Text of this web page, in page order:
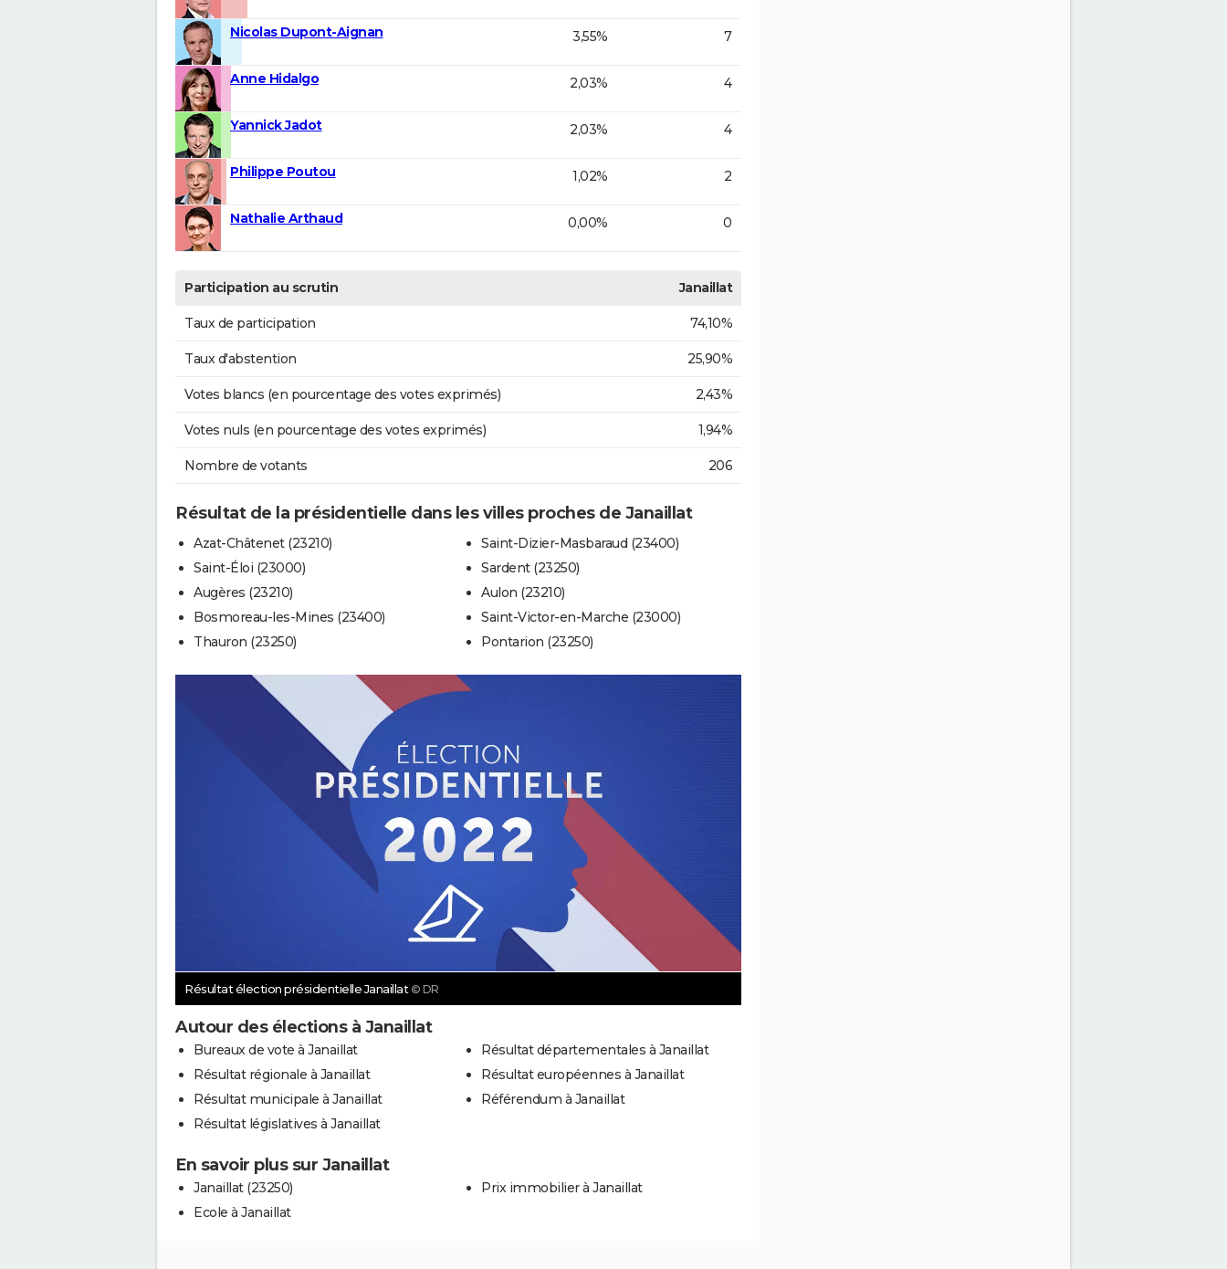
Nicolas Dupont-Aignan 3,55% 7
Anne Hidalgo 2,03% 4
Yannick Jadot 2,03% 4
Philippe Poutou 1,02% 2
Nathalie Arthaud 0,00% 0
Participation au scrutin Janaillat
Taux de participation 74,10%
Taux d'abstention 25,90%
Votes blancs (en pourcentage des votes exprimés) 2,43%
Votes nuls (en pourcentage des votes exprimés) 1,94%
Nombre de votants 206
Résultat de la présidentielle dans les villes proches de Janaillat
Azat-Châtenet (23210)
Saint-Éloi (23000)
Augères (23210)
Bosmoreau-les-Mines (23400)
Thauron (23250)
Saint-Dizier-Masbaraud (23400)
Sardent (23250)
Aulon (23210)
Saint-Victor-en-Marche (23000)
Pontarion (23250)
Résultat élection présidentielle Janaillat © DR
Autour des élections à Janaillat
Bureaux de vote à Janaillat
Résultat régionale à Janaillat
Résultat municipale à Janaillat
Résultat législatives à Janaillat
Résultat départementales à Janaillat
Résultat européennes à Janaillat
Référendum à Janaillat
En savoir plus sur Janaillat
Janaillat (23250)
Ecole à Janaillat
Prix immobilier à Janaillat